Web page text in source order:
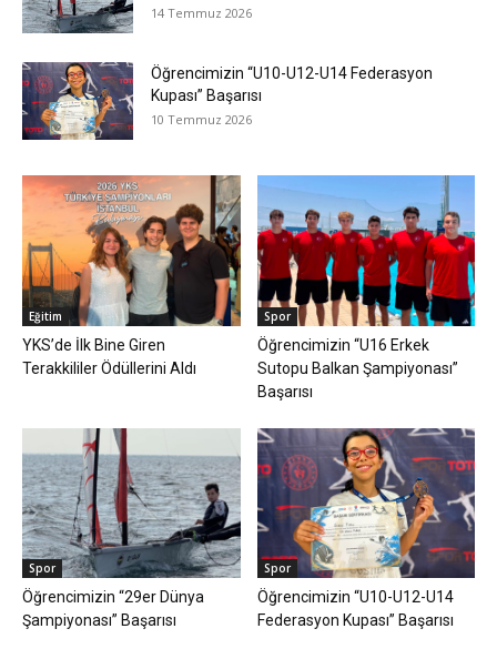
14 Temmuz 2026
Öğrencimizin “U10-U12-U14 Federasyon
Kupası” Başarısı
10 Temmuz 2026
Eğitim
YKS’de İlk Bine Giren
Terakkililer Ödüllerini Aldı
Spor
Öğrencimizin “U16 Erkek
Sutopu Balkan Şampiyonası”
Başarısı
Spor
Öğrencimizin “29er Dünya
Şampiyonası” Başarısı
Spor
Öğrencimizin “U10-U12-U14
Federasyon Kupası” Başarısı